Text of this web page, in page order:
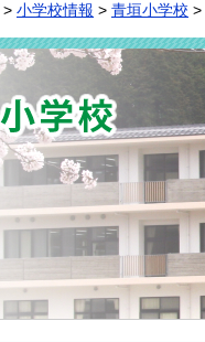
> 小学校情報 > 青垣小学校 >